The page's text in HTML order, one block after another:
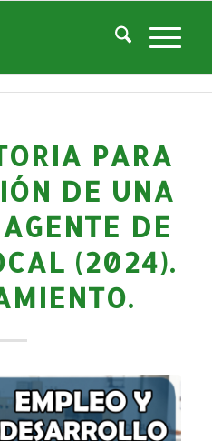
PARA
DE UNA
DE
(2024).